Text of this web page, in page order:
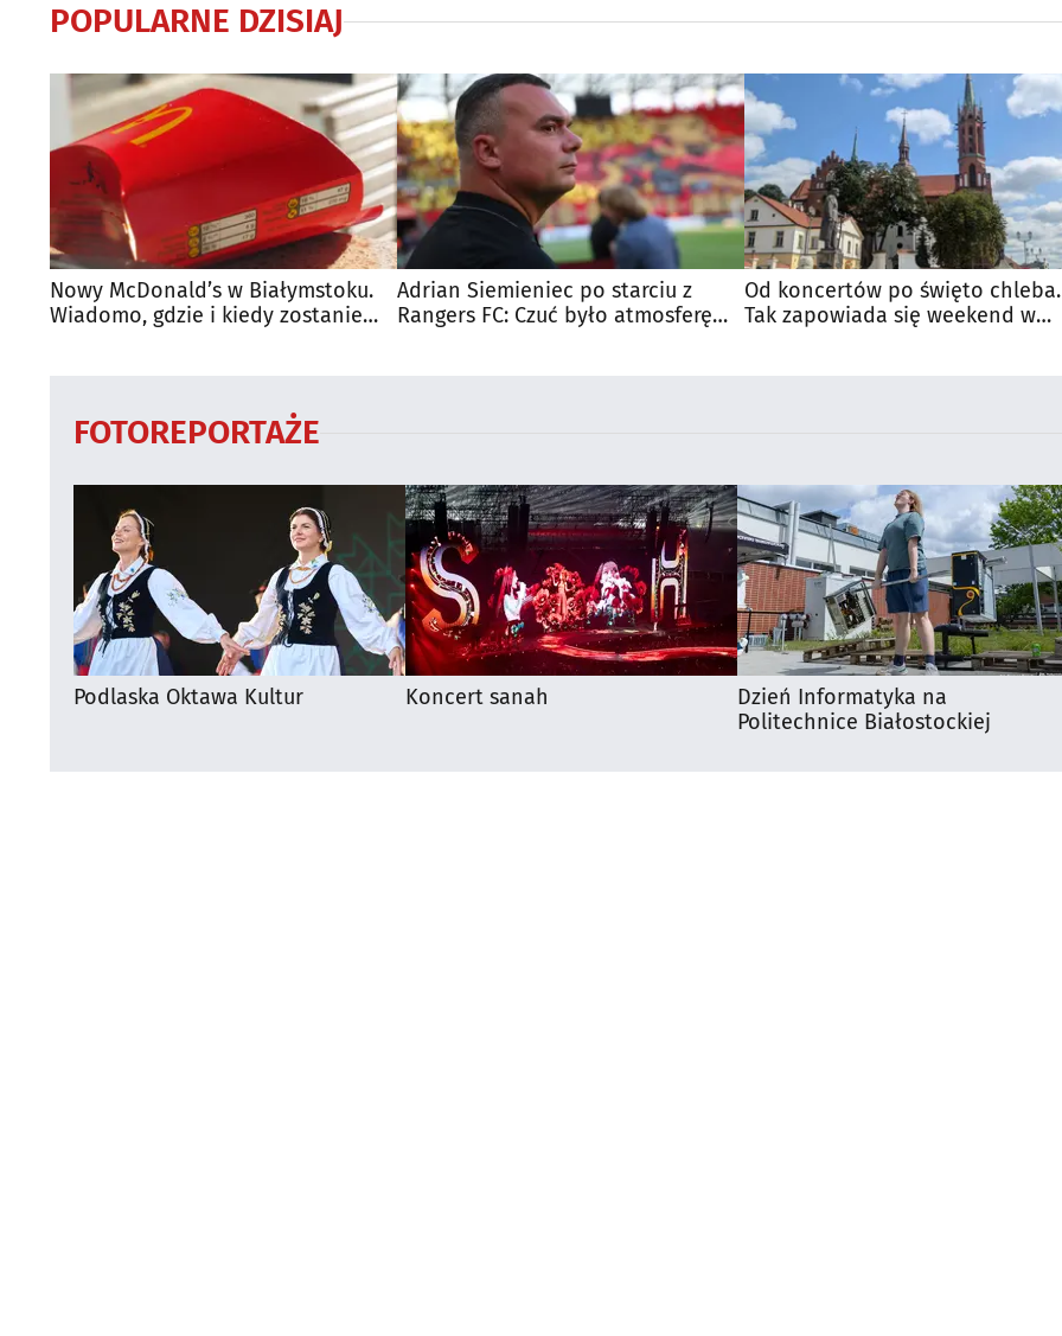
POPULARNE DZISIAJ
Nowy McDonald’s w Białymstoku.
Wiadomo, gdzie i kiedy zostanie
Adrian Siemieniec po starciu z
Rangers FC: Czuć było atmosferę
Od koncertów po święto chleba.
Tak zapowiada się weekend w
FOTOREPORTAŻE
Podlaska Oktawa Kultur Koncert sanah
Dzień Informatyka na
Politechnice Białostockiej